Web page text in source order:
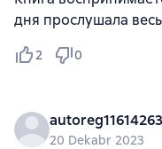
дня прослушала
2 0
20 Dekabr 2023